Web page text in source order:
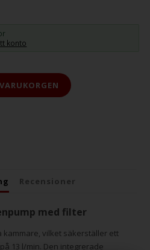
konto
Recensioner
med filter
vilket säkerställer ett
13 l/min. Den integrerade